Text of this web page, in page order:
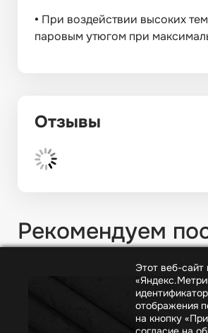
• При воздействии высоких
паровым утюгом при
Отзывы
Рекомендуем
Этот веб-сайт
отображения
на кнопку